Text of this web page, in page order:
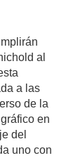
al
a las
de la
en
del
uno con